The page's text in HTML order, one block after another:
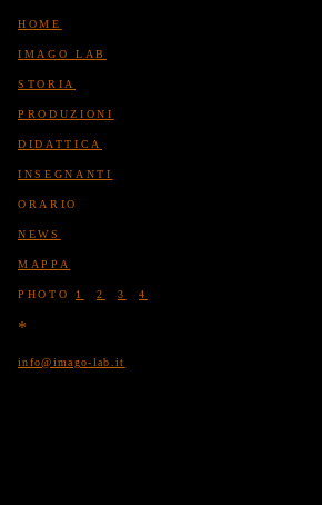
HOME
IMAGO LAB
STORIA
PRODUZIONI
DIDATTICA
INSEGNANTI
ORARIO
NEWS
MAPPA
PHOTO 1 2 3 4
*
info@imago-lab.it